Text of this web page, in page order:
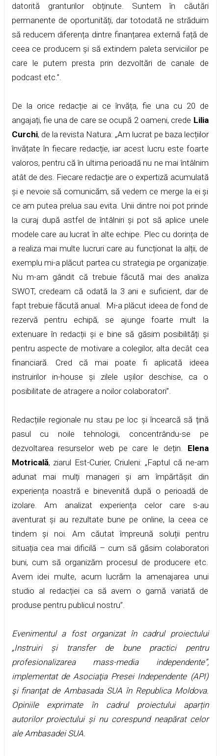
datorită granturilor obținute. Suntem în căutări
permanente de oportunități, dar totodată ne străduim
să reducem diferența dintre finanțarea externă față de
ceea ce producem și să extindem paleta serviciilor pe
care le putem presta prin dezvoltări de canale de
podcast etc.”.
De la orice redacție ai ce învăța, fie una cu 20 de
angajați, fie una de care se ocupă 2 oameni, crede Lilia
Curchi, de la revista Natura: „Am lucrat pe baza lecțiilor
învățate în fiecare redacție, iar acest lucru este foarte
valoros, pentru că în ultima perioadă nu ne mai întâlnim
atât de des. Fiecare redacție are o expertiză acumulată
și e nevoie să comunicăm, să vedem ce merge la ei și
ce am putea prelua sau evita. Unii dintre noi pot prinde
la curaj după astfel de întâlniri și pot să aplice unele
modele care au lucrat în alte echipe. Plec cu dorința de
a realiza mai multe lucruri care au funcționat la alții, de
exemplu mi-a plăcut partea cu strategia pe organizație.
Nu m-am gândit că trebuie făcută mai des analiza
SWOT, credeam că odată la 3 ani e suficient, dar de
fapt trebuie făcută anual. Mi-a plăcut ideea de fond de
rezervă pentru echipă, se ajunge foarte mult la
extenuare în redacții și e bine să găsim posibilități și
pentru aspecte de motivare a colegilor, alta decât cea
financiară. Cred că mai poate fi aplicată ideea
instruirilor in-house și zilele ușilor deschise, ca o
posibilitate de atragere a noilor colaboratori”.
Redacțiile regionale nu stau pe loc și încearcă să țină
pasul cu noile tehnologii, concentrându-se pe
dezvoltarea resurselor web pe care le dețin. Elena
Motricală, ziarul Est-Curier, Criuleni: „Faptul că ne-am
adunat mai mulți manageri și am împărtășit din
experiența noastră e binevenită după o perioadă de
izolare. Am analizat experiența celor care s-au
aventurat și au rezultate bune pe online, la ceea ce
tindem și noi. Am căutat împreună soluții pentru
situația cea mai dificilă – cum să găsim colaboratori
buni, cum să organizăm procesul de producere etc.
Avem idei multe, acum lucrăm la amenajarea unui
studio al redacției ca să avem o gamă variată de
produse pentru publicul nostru”.
Evenimentul a fost organizat în cadrul proiectului
„Instruiri și transfer de bune practici pentru
profesionalizarea mass-media independente”,
implementat de Asociaţia Presei Independente (API)
şi finanţat de Ambasada SUA în Republica Moldova.
Opiniile exprimate în cadrul proiectului aparțin
autorilor proiectului și nu corespund neapărat celor
ale Ambasadei SUA.